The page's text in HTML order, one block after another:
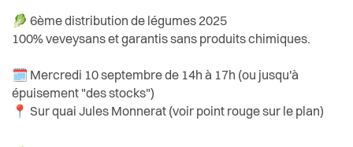
Administration
Vie politique
🥬 6ème distribution de légumes 2025
100% veveysans et garantis sans produits chimiques.
🗓 Mercredi 10 septembre de 14h à 17h (ou jusqu'à
épuisement "des stocks")
📍 Sur quai Jules Monnerat (voir point rouge sur le plan)